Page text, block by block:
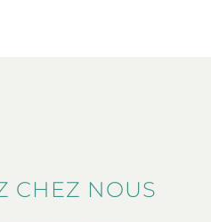
CHEZ NOUS